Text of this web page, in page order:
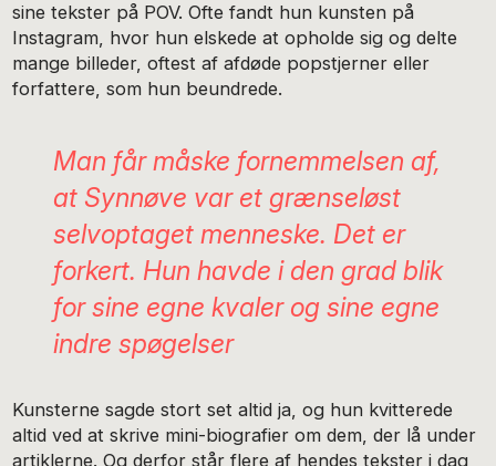
sine tekster på POV. Ofte fandt hun kunsten på
Instagram, hvor hun elskede at opholde sig og delte
mange billeder, oftest af afdøde popstjerner eller
forfattere, som hun beundrede.
Man får måske fornemmelsen af,
at Synnøve var et grænseløst
selvoptaget menneske. Det er
forkert. Hun havde i den grad blik
for sine egne kvaler og sine egne
indre spøgelser
Kunsterne sagde stort set altid ja, og hun kvitterede
altid ved at skrive mini-biografier om dem, der lå under
artiklerne. Og derfor står flere af hendes tekster i dag